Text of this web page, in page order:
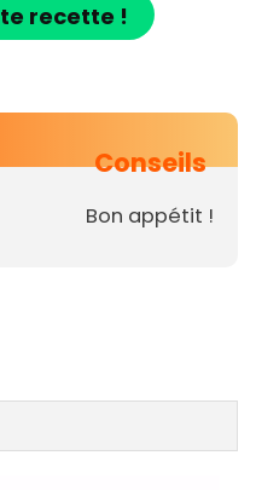
recette !
Conseils
Bon appétit !